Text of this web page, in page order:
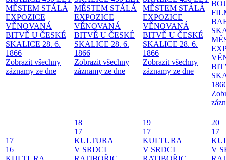
MĚSTEM STÁLÁ
EXPOZICE
VĚNOVANÁ
BITVĚ U ČESKÉ
SKALICE 28. 6.
1866
Zobrazit všechny
záznamy ze dne
MĚSTEM STÁLÁ
EXPOZICE
VĚNOVANÁ
BITVĚ U ČESKÉ
SKALICE 28. 6.
1866
Zobrazit všechny
záznamy ze dne
MĚSTEM STÁLÁ
EXPOZICE
VĚNOVANÁ
BITVĚ U ČESKÉ
SKALICE 28. 6.
1866
Zobrazit všechny
záznamy ze dne
17
16
18
17
KULTURA
V SRDCI
19
17
KULTURA
V SRDCI
20
17
V